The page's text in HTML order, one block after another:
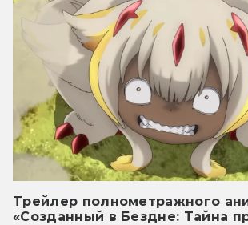
Трейлер полнометражного
«Созданный в Бездне: Тайна